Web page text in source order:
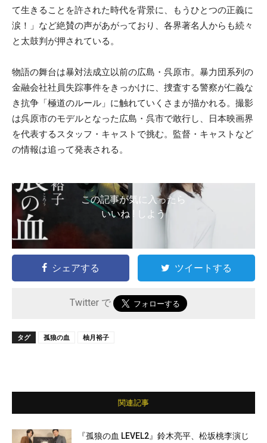
て生きることを許された時代を背景に、もうひとつの正義に
涙！」など絶賛の声があがっており、各界著名人からも続々
と太鼓判が押されている。
物語の舞台は暴対法成立以前の広島・呉原市。暴力団系列の
金融会社社員失踪事件をきっかけに、捜査する警察が仁義な
き抗争「極道のルール」に触れていくさまが描かれる。撮影
は呉原市のモデルとなった広島・呉市で敢行し、日本映画界
を代表するスタッフ・キャストで挑む。監督・キャストなど
の情報は追って発表される。
この記事が気に入ったら
いいね ! しよう
シェアする ツイートする
Twitter で
タグ 孤狼の血 柚月裕子
関連記事
『孤狼の血 LEVEL2』鈴木亮平、松坂桃李演じ